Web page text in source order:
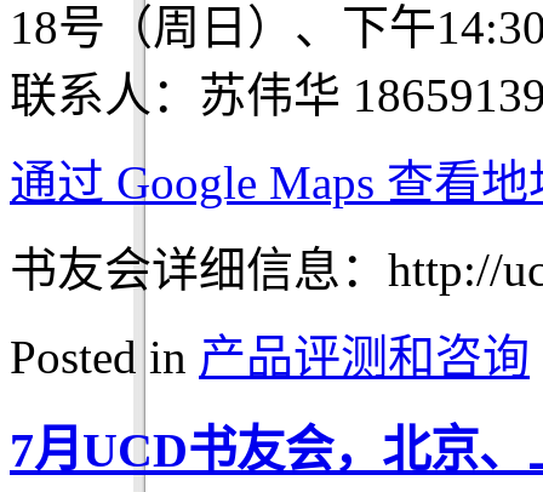
18号（周日）、下午
联系人：苏伟华
通过 Google Maps 查看
书友会详细信息：http://
Posted in 产品评测和咨询
7月UCD书友会，北京